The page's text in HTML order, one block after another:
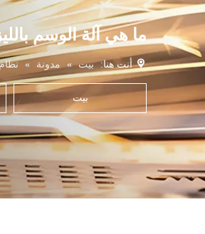
ما هي آلة الوسم
أنت هنا: بيت » مدونة »
بيت